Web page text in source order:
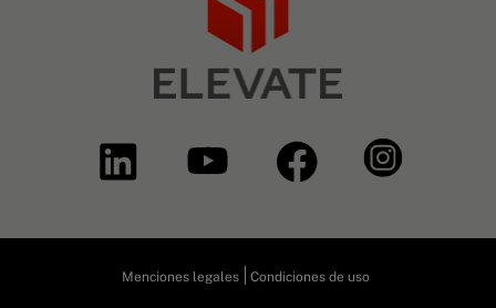
Menciones legales Condiciones de uso